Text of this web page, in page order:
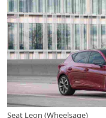
Seat Leon (Wheelsage)